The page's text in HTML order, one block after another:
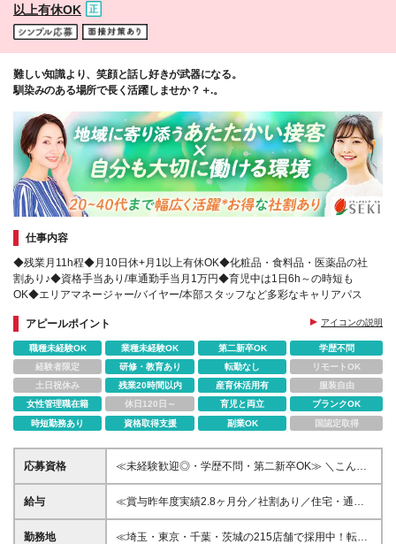
す。 収入UPの仕組みも整えており、 資格取得手当や
役職手当などもご用意しています！
以上有休OK
難しい知識より、笑顔と話し好きが武器になる。
馴染みのある場所で長く活躍しませか？＋.。
仕事内容
◆残業月11h程◆月10日休+月1以上有休OK◆化粧品・食料品・医薬品の社
割あり♪◆資格手当あり/車通勤手当月1万円◆育児中は1日6h～の時短も
OK◆エリアマネージャー/バイヤー/本部スタッフなど多彩なキャリアパス
アピールポイント アイコンの説明
職種未経験OK 業種未経験OK 第二新卒OK
学歴不問
経験者限定
研修・教育あり 転勤なし
リモートOK
土日祝休み
残業20時間以内 産育休活用有
服装自由
女性管理職在籍
休日120日～ 育児と両立
ブランクOK
時短勤務あり
資格取得支援 副業OK 国認定取得
応募資格
≪未経験歓迎◎・学歴不問・第二新卒OK≫ ＼こんな
方は尚歓迎します／ ・販売、接客のご経験をお持ち
の方(アルバイトでも可) ・人と話すことが好きな方 ・
所で働きたい方
給与
≪賞与昨年度実績2.8ヶ月分／社割あり／住宅・通勤
手当あり≫ ■大卒 月給23万円～31万6000円 ■短大・
専門卒 月給21万円～31万6000円 ■高卒・その他 月給
勤務地
≪埼玉・東京・千葉・茨城の215店舗で採用中！転居